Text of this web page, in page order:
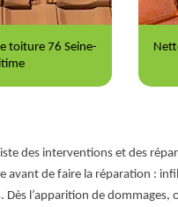
de toiture
des interventions et des
de faire la réparation :
l’apparition de dommages,